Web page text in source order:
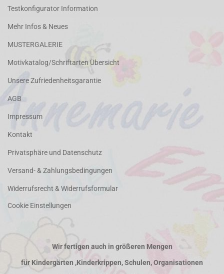
Testkonfigurator Information
Mehr Infos & Neues
MUSTERGALERIE
Motivkatalog/Schriftarten Übersicht
Unsere Zufriedenheitsgarantie
AGB
Impressum
Kontakt
Privatsphäre und Datenschutz
Versand- & Zahlungsbedingungen
Widerrufsrecht & Widerrufsformular
Cookie Einstellungen
Wir fertigen auch in größeren Mengen
für Kindergärten ,Kinderkrippen, Schulen, Organisationen